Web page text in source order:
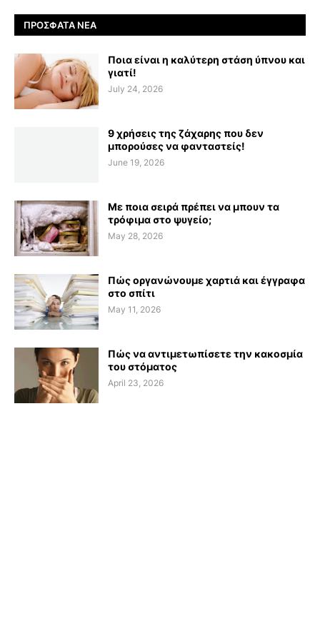
ΠΡΌΣΦΑΤΑ ΝΈΑ
Ποια είναι η καλύτερη στάση ύπνου και
γιατί!
July 24, 2026
9 χρήσεις της ζάχαρης που δεν
μπορούσες να φανταστείς!
June 19, 2026
Με ποια σειρά πρέπει να μπουν τα
τρόφιμα στο ψυγείο;
May 28, 2026
Πώς οργανώνουμε χαρτιά και έγγραφα
στο σπίτι
May 11, 2026
Πώς να αντιμετωπίσετε την κακοσμία
του στόματος
April 23, 2026